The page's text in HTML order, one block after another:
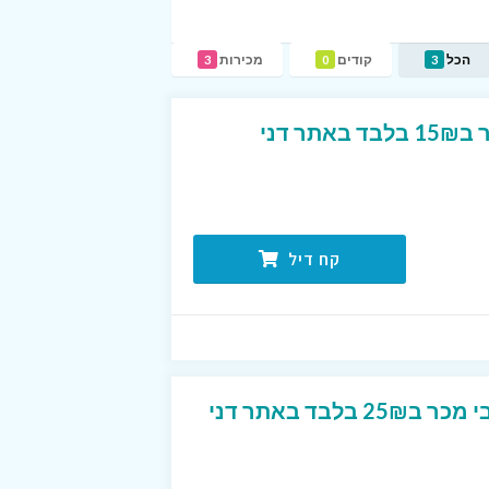
הכל 3 קודים 0 מכירות 3
ספרים מעולים ורבי מכר ב15₪ בלבד באתר דני
קח דיל
מגוון ספרים מעולים ורבי מכר ב25₪ בלבד באתר דני